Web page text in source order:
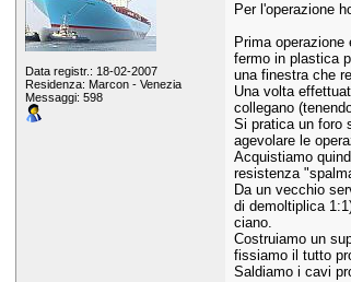
Data registr.: 18-02-2007
Residenza: Marcon - Venezia
Messaggi: 598
Per l'operazione
Prima
fermo in plastica
una finestra che
Una volta
collegano
Si pratica un foro
agevolare le
Acquistiamo
resistenza
Da un vecchio
di demoltiplica
ciano.
Costruiamo un
fissiamo il tutto
Saldiamo i cavi